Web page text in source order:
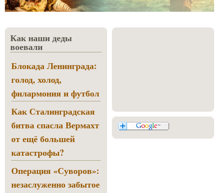
Как наши деды
воевали
Блокада Ленинграда:
голод, холод,
филармония и футбол
Как Сталинградская
битва спасла Вермахт
от ещё большей
катастрофы?
Операция «Суворов»:
незаслуженно забытое